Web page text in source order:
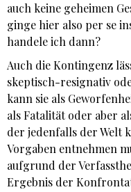
auch keine geheimen
ginge hier also per se
handele ich dann?
Auch die Kontingenz
skeptisch-resignativ
kann sie als
als Fatalität oder aber
der jedenfalls der Welt
Vorgaben entnehmen
aufgrund der
Ergebnis der